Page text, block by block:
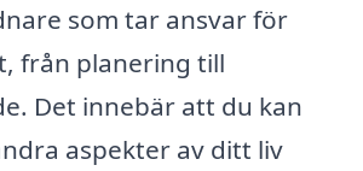
som tar ansvar för
från planering till
Det innebär att du kan
aspekter av ditt liv